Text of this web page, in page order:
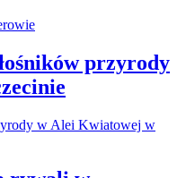
przyrody